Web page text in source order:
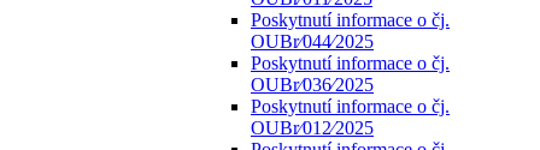
Poskytnutí informace o čj.
OUBr⁄044⁄2025
Poskytnutí informace o čj.
OUBr⁄036⁄2025
Poskytnutí informace o čj.
OUBr⁄012⁄2025